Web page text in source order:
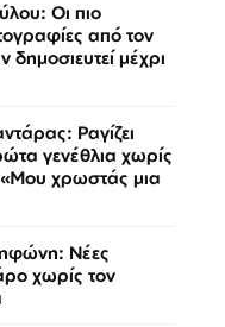
Οι πιο
από τον
δημοσιευτεί μέχρι
Ραγίζει
γενέθλια χωρίς
χρωστάς μια
Νέες
χωρίς τον